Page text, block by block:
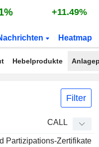
+11.49%
Heatmap
Hebelprodukte
Filter
Hebel Parität
CALL
Partizipations-Zertifikate